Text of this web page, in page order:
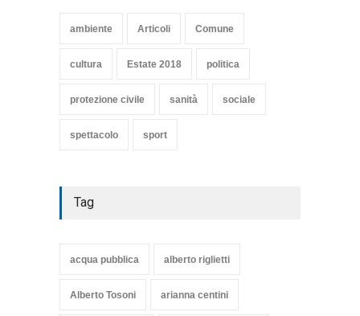
TARQUINIA
ambiente Articoli Comune
cultura Estate 2018 politica
protezione civile sanità sociale
spettacolo sport
Tag
acqua pubblica alberto riglietti
Alberto Tosoni arianna centini